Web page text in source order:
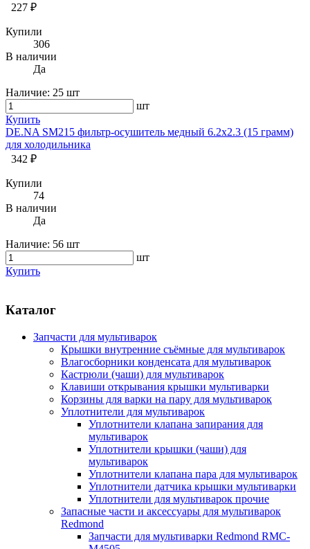
227 ₽
Купили
306
В наличии
Да
Наличие: 25 шт
шт
Купить
DE.NA SM215 фильтр-осушитель медный 6.2х2.3 (15 грамм)
для холодильника
342 ₽
Купили
74
В наличии
Да
Наличие: 56 шт
шт
Купить
Каталог
Запчасти для мультиварок
Крышки внутренние съёмные для мультиварок
Влагосборники конденсата для мультиварок
Кастрюли (чаши) для мультиварок
Клавиши открывания крышки мультиварки
Корзины для варки на пару для мультиварок
Уплотнители для мультиварок
Уплотнители клапана запирания для
мультиварок
Уплотнители крышки (чаши) для
мультиварок
Уплотнители клапана пара для мультиварок
Уплотнители датчика крышки мультиварки
Уплотнители для мультиварок прочие
Запасные части и аксессуары для мультиварок
Redmond
Запчасти для мультиварки Redmond RMC-